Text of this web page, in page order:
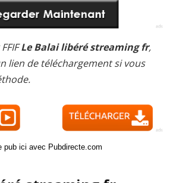
Le Balai libéré streaming fr,
lien de téléchargement si vous
pub ici avec Pubdirecte.com